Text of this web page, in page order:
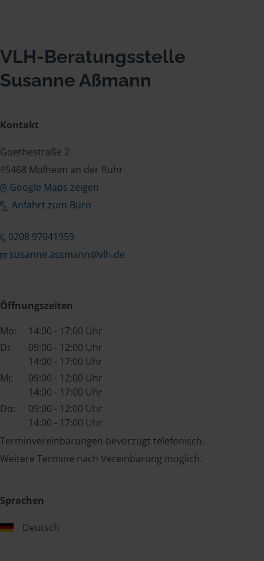
VLH-Beratungsstelle
Susanne Aßmann
Kontakt
Goethestraße 2
45468 Mülheim an der Ruhr
Google Maps zeigen
Anfahrt zum Büro
0208 97041959
susanne.assmann@vlh.de
Öffnungszeiten
Mo:
14:00 - 17:00 Uhr
Di:
09:00 - 12:00 Uhr
14:00 - 17:00 Uhr
Mi:
09:00 - 12:00 Uhr
14:00 - 17:00 Uhr
Do:
09:00 - 12:00 Uhr
14:00 - 17:00 Uhr
Terminvereinbarungen bevorzugt telefonisch.
Weitere Termine nach Vereinbarung möglich.
Sprachen
Deutsch